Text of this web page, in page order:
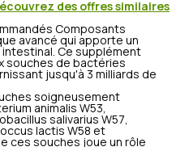
des offres similaires
Composants
avancé qui apporte un
Ce supplément
souches de bactéries
jusqu'à 3 milliards de
soigneusement
animalis W53
salivarius W57
lactis W58 et
ces souches joue un rôle